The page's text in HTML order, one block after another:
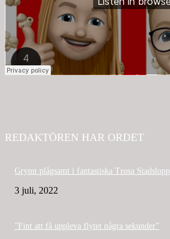
REDAKTÖREN HAR ORDET
Grymt plågsamt i fantastiska Trosa Stadslopp
3 juli, 2022
”Fint att få uppleva flytet några sekunder”